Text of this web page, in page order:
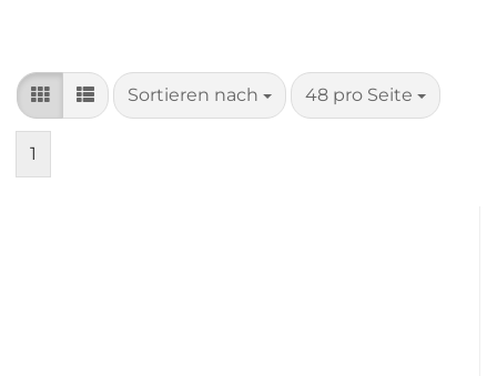
Sortieren nach
Sortieren nach 48 pro Seite
pro Seite
1